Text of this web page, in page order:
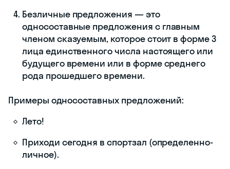
Безличные предложения — это
односоставные предложения с главным
членом сказуемым, которое стоит в форме 3
лица единственного числа настоящего или
будущего времени или в форме среднего
рода прошедшего времени.
Примеры односоставных предложений:
Лето!
Приходи сегодня в спортзал (определенно-
личное).